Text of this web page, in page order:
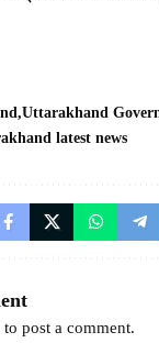
Uttarakhand
latest news
to post a comment.